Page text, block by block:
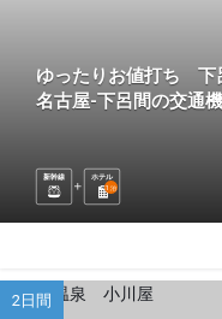
ゆったりお値打ち
名古屋-下呂間の交通
新幹線
ホテル
1 泊
2日間